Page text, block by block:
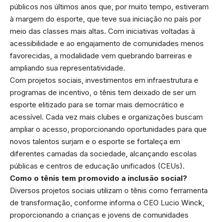
públicos nos últimos anos que, por muito tempo, estiveram
à margem do esporte, que teve sua iniciação no país por
meio das classes mais altas. Com iniciativas voltadas à
acessibilidade e ao engajamento de comunidades menos
favorecidas, a modalidade vem quebrando barreiras e
ampliando sua representatividade.
Com projetos sociais, investimentos em infraestrutura e
programas de incentivo, o tênis tem deixado de ser um
esporte elitizado para se tornar mais democrático e
acessível. Cada vez mais clubes e organizações buscam
ampliar o acesso, proporcionando oportunidades para que
novos talentos surjam e o esporte se fortaleça em
diferentes camadas da sociedade, alcançando escolas
públicas e centros de educação unificados (CEUs).
Como o tênis tem promovido a inclusão social?
Diversos projetos sociais utilizam o tênis como ferramenta
de transformação, conforme informa o CEO Lucio Winck,
proporcionando a crianças e jovens de comunidades